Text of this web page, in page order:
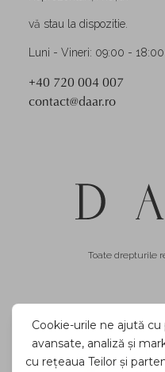
vă stau la dispozitie.
Luni - Vineri: 09:00 - 18:00
+40 720 004 007
contact@daar.ro
Toate drepturile